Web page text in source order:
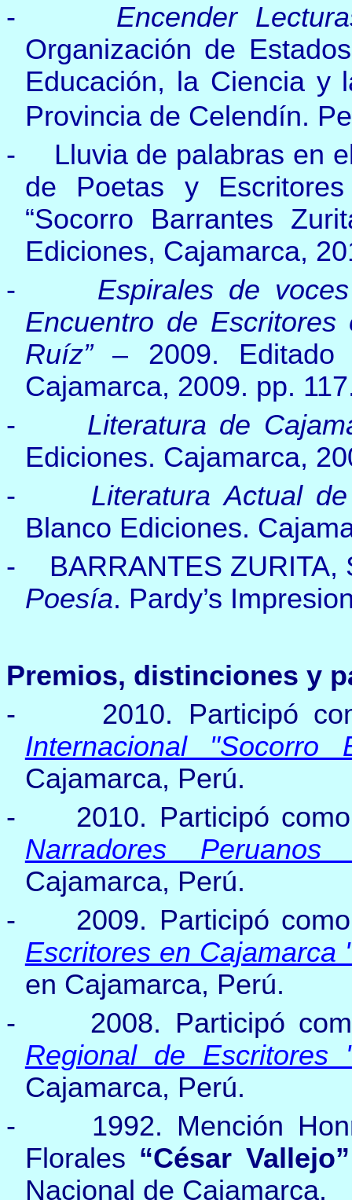
-
Encender
Organización de
Educación, la Ciencia y
Provincia de Celendín.
-
Lluvia de palabras en
de Poetas y
“Socorro Barrantes
Ediciones, Cajamarca,
-
Espirales de
Encuentro de Escritores
Ruíz”– 2009. Editado
Cajamarca, 2009. pp.
-
Literatura de
Ediciones. Cajamarca,
-
Literatura Actual
Blanco Ediciones.
-
BARRANTES
Poesía. Pardy’s
Premios, distinciones y
-
2010. Participó
Internacional "Socorro
Cajamarca, Perú.
-
2010. Participó
Narradores Peruanos
Cajamarca, Perú.
-
2009. Participó
Escritores en Cajamarca
en Cajamarca, Perú.
-
2008. Participó
Regional de Escritores
Cajamarca, Perú.
-
1992. Mención
Florales “César Vallejo”
Nacional de Cajamarca.